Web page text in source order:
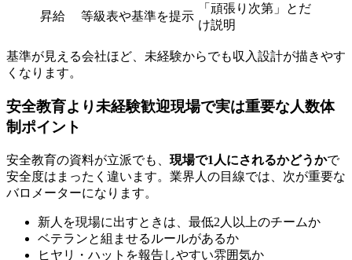
昇給 等級表や基準を提示
「頑張り次第」とだ
け説明
基準が見える会社ほど、未経験からでも収入設計が描きやす
くなります。
安全教育より未経験歓迎現場で実は重要な人数体
制ポイント
安全教育の資料が立派でも、 現場で1人にされるかどうかで
安全度はまったく違います。業界人の目線では、次が重要な
バロメーターになります。
新人を現場に出すときは、最低2人以上のチームか
ベテランと組ませるルールがあるか
ヒヤリ・ハットを報告しやすい雰囲気か